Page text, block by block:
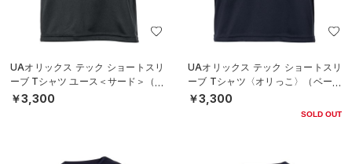
UAオリックス テック ショートスリ
ーブ Tシャツ ユース＜サード＞（ベ
ースボール/BOYS）
￥3,300
UAオリックス テック ショートスリ
ーブ Tシャツ〈オリっこ〉（ベース
ボール/KIDS）
￥3,300
SOLD OUT